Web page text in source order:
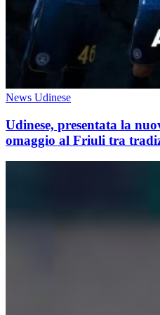
News Udinese
Udinese, presentata la
omaggio al Friuli tra